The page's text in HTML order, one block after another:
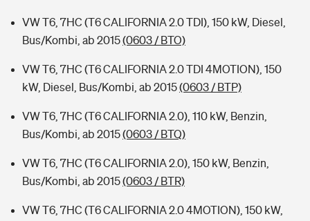
Kinderunfall-Check: Mehr Sicherheit für deine Kids
Sie haben Fragen?
VW T6, 7HC (T6 CALIFORNIA 2.0 TDI), 150 kW, Diesel,
Bus/Kombi, ab 2015(0603 / BTO)
VW T6, 7HC (T6 CALIFORNIA 2.0 TDI 4MOTION), 150
kW, Diesel, Bus/Kombi, ab 2015(0603 / BTP)
VW T6, 7HC (T6 CALIFORNIA 2.0), 110 kW, Benzin,
Bus/Kombi, ab 2015(0603 / BTQ)
VW T6, 7HC (T6 CALIFORNIA 2.0), 150 kW, Benzin,
Bus/Kombi, ab 2015(0603 / BTR)
VW T6, 7HC (T6 CALIFORNIA 2.0 4MOTION), 150 kW,